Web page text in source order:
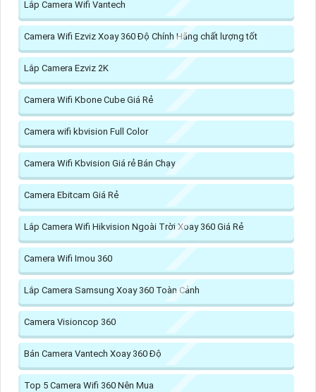
Lắp Camera Wifi Vantech
Camera Wifi Ezviz Xoay 360 Độ Chính Hãng chất lượng tốt
Lắp Camera Ezviz 2K
Camera Wifi Kbone Cube Giá Rẻ
Camera wifi kbvision Full Color
Camera Wifi Kbvision Giá rẻ Bán Chạy
Camera Ebitcam Giá Rẻ
Lắp Camera Wifi Hikvision Ngoài Trời Xoay 360 Giá Rẻ
Camera Wifi Imou 360
Lắp Camera Samsung Xoay 360 Toàn Cảnh
Camera Visioncop 360
Bán Camera Vantech Xoay 360 Độ
Top 5 Camera Wifi 360 Nên Mua